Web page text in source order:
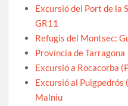
Excursió del Port de la
GR11
Refugis del Montsec:
Província de Tarragona
Excursió a Rocacorba
Excursió al Puigpedrós
Malniu